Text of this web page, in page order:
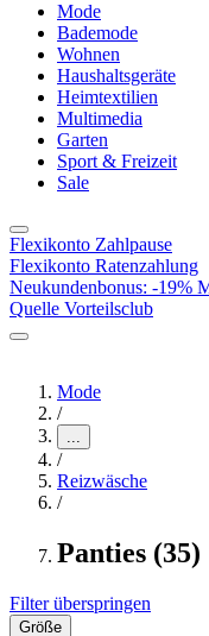
Mode
Bademode
Wohnen
Haushaltsgeräte
Heimtextilien
Multimedia
Garten
Sport & Freizeit
Sale
Flexikonto Zahlpause
Flexikonto Ratenzahlung
Neukundenbonus: -19%
Quelle Vorteilsclub
Mode
/
...
/
Reizwäsche
/
Panties (35)
Filter überspringen
Größe